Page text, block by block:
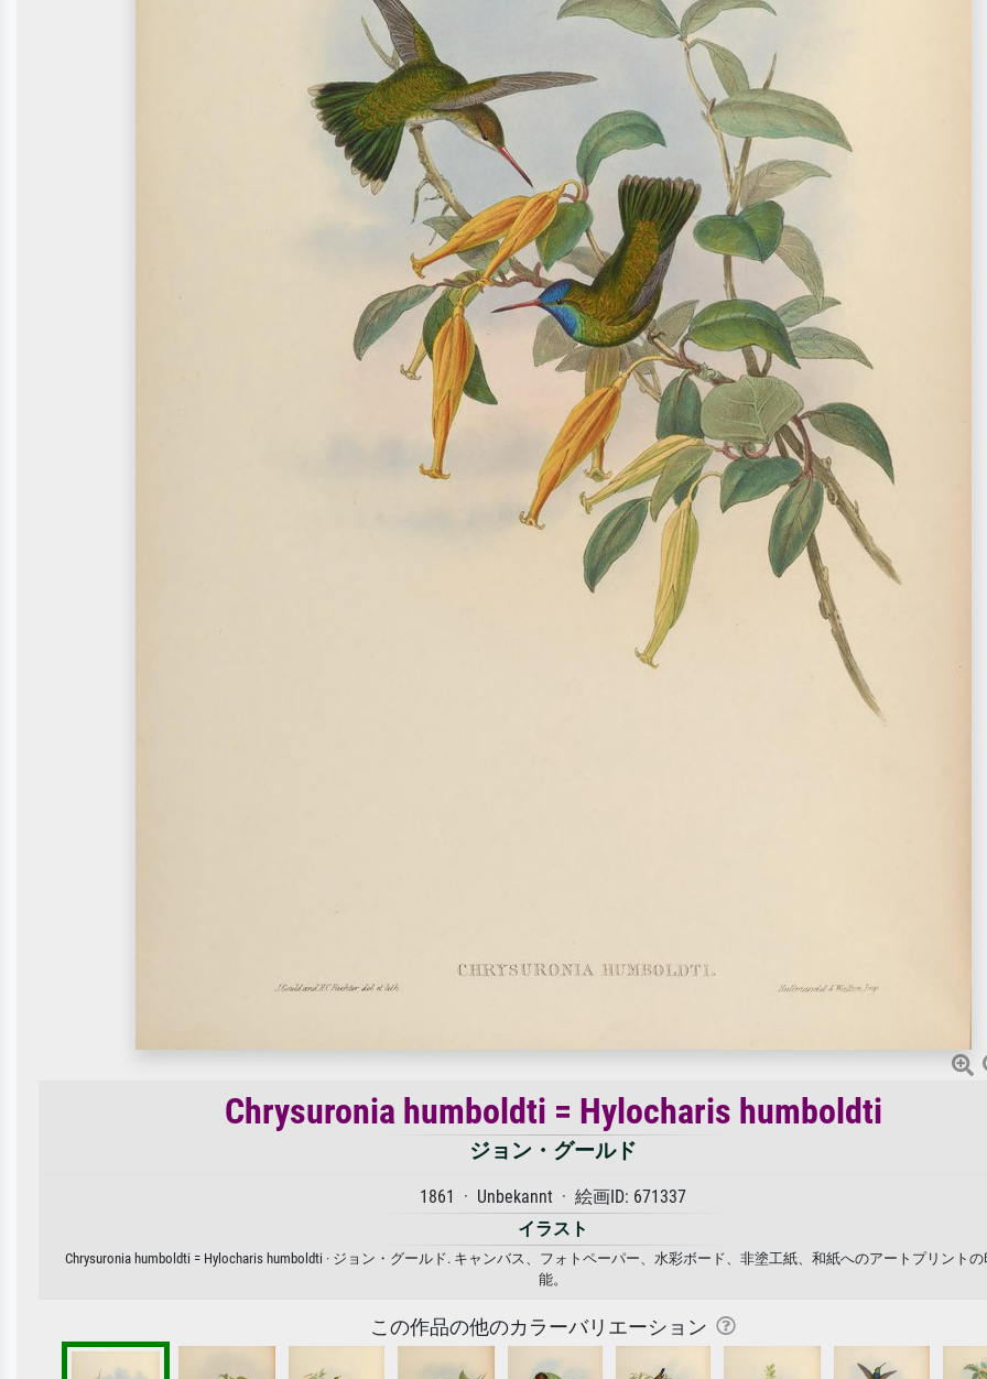
Chrysuronia humboldti = Hylocharis humboldti
ジョン・グールド
1861 · Unbekannt · 絵画ID: 671337
イラスト
Chrysuronia humboldti = Hylocharis humboldti · ジョン・グールド. キャンバス、フォトペーパー、水彩ボード、非塗工紙、和紙へのアートプリント
能。
この作品の他のカラーバリエーション